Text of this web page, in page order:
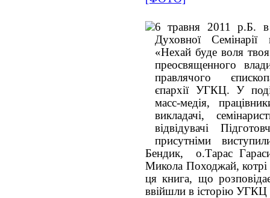
6 травня 2011 р.Б. в
Духовної Семінарії
«Нехай буде воля
преосвященного
правлячого
єпархії УГКЦ. У
масс-медія,
викладачі,
відвідувачі
присутніми
Бендик, о.Тарас
Микола Походжай, котрі
ця книга, що
ввійшли в історію УГКЦ